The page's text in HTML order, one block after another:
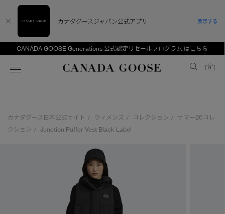
CANADA GOOSE Generations 公式認定リセールプログラム はこちら
Canada Goose
0
スノーグース
ディスカバー
アンバサダー
スプリングコレクション
ウィメンズ TOP
新着アイテム
ベストセラー
FW26コレクション
メンズ TOP
新着アイテム
ベストセラー
FW26コレクション
キッズ TOP
ベビー（0‐24ヵ月)
キッズ（2‐7歳)
ユース（6＋歳)
CANADA GOOSE Generationsは、アウター
ウェアの下取り・再販を通じて、長く愛される製
品の価値を受け継いでいきます。
カナダグース日本公式サイト / ウィメンズ / コレクション /
サマー26コレ
クション
/ Junction Puffer Vest Black Label
カナダグースジャパン公式アプリ 表示する